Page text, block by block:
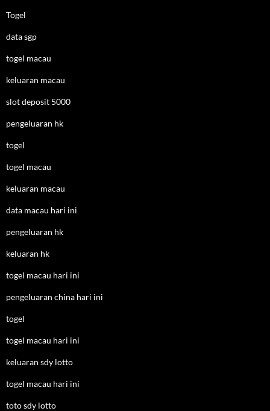
Togel
data sgp
togel macau
keluaran macau
slot deposit 5000
pengeluaran hk
togel
togel macau
keluaran macau
data macau hari ini
pengeluaran hk
keluaran hk
togel macau hari ini
pengeluaran china hari ini
togel
togel macau hari ini
keluaran sdy lotto
togel macau hari ini
toto sdy lotto